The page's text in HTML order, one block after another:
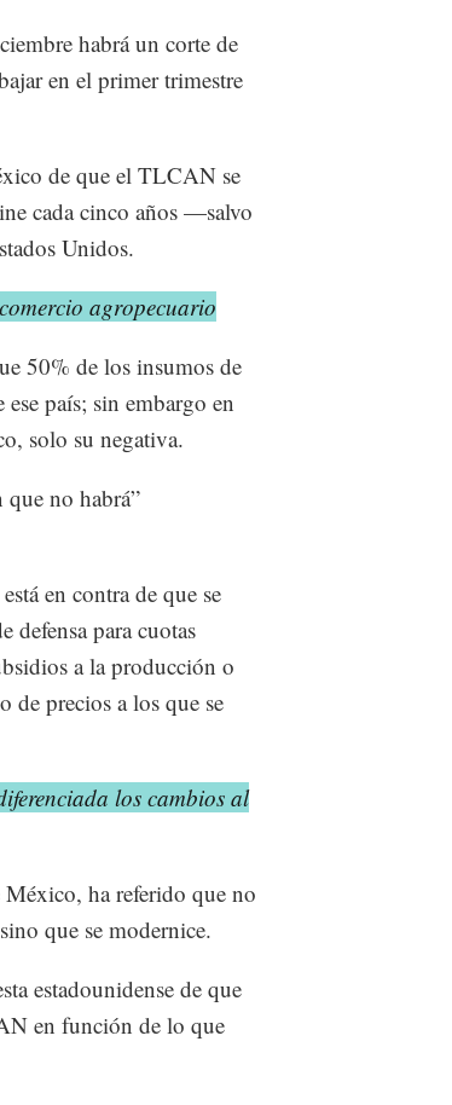
habrá un corte de
en el primer trimestre
de que el TLCAN se
cada cinco años —salvo
Unidos.
agropecuario
50% de los insumos de
país; sin embargo en
solo su negativa.
no habrá”
en contra de que se
defensa para cuotas
a la producción o
de precios a los que se
los cambios al
ha referido que no
que se modernice.
estadounidense de que
en función de lo que